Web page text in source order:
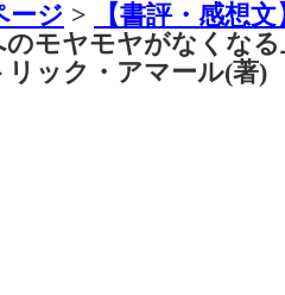
ージ >
【書評・感想
のモヤモヤがなくな
リック・アマール(著)